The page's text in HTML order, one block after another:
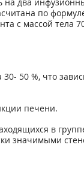
по
с массой тела
50 %, что
печени.
в
значимыми